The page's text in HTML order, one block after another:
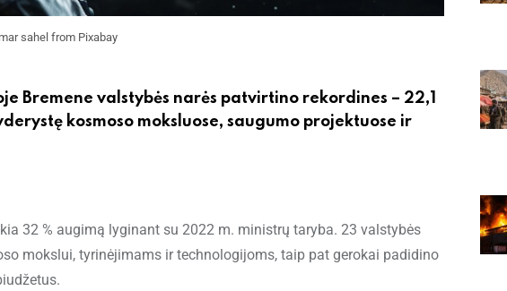
sahel from Pixabay
Bremene valstybės narės patvirtino rekordines – 22,1
kosmoso moksluose, saugumo projektuose ir
32 % augimą lyginant su 2022 m. ministrų taryba. 23 valstybės
mokslui, tyrinėjimams ir technologijoms, taip pat gerokai padidino